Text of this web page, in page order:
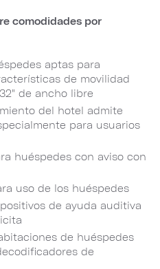
comodidades por
aptas para
de movilidad
de ancho libre
del hotel admite
para usuarios
huéspedes con aviso con
uso de los huéspedes
de ayuda auditiva
de huéspedes
de